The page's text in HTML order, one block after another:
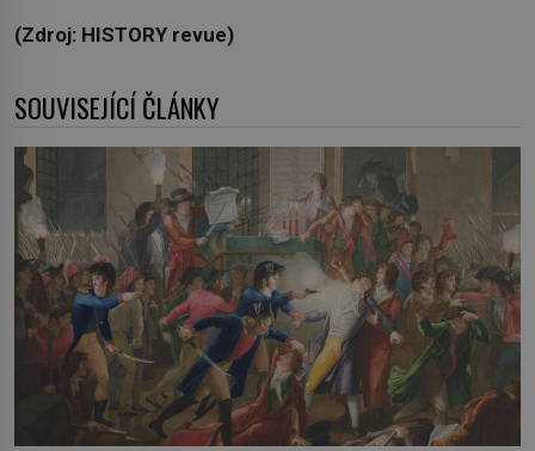
(Zdroj: HISTORY revue)
SOUVISEJÍCÍ ČLÁNKY